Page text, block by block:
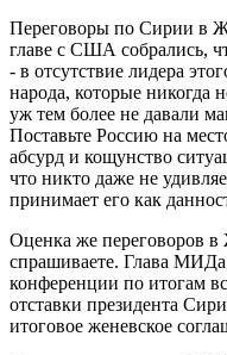
Переговоры по Сирии в
главе с США собрались,
- в отсутствие лидера
народа, которые никогда
уж тем более не давали
Поставьте Россию на
абсурд и кощунство
что никто даже не
принимает его как
Оценка же переговоров в
спрашиваете. Глава
конференции по итогам
отставки президента
итоговое женевское